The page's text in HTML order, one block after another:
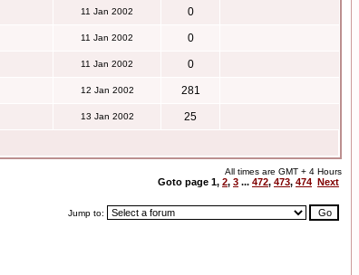
11 Jan 2002 0
11 Jan 2002 0
11 Jan 2002 0
12 Jan 2002 281
13 Jan 2002 25
All times are GMT + 4 Hours
Goto page 1, 2, 3 ... 472, 473, 474 Next
Jump to: